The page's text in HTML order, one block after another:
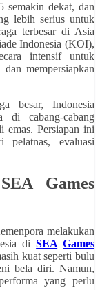
semakin dekat, dan
lebih serius untuk
terbesar di Asia
Indonesia (KOI),
intensif untuk
mempersiapkan
besar, Indonesia
di cabang-cabang
emas. Persiapan ini
pelatnas, evaluasi
Games
melakukan
diSEA Games
kuat seperti bulu
bela diri. Namun,
yang perlu